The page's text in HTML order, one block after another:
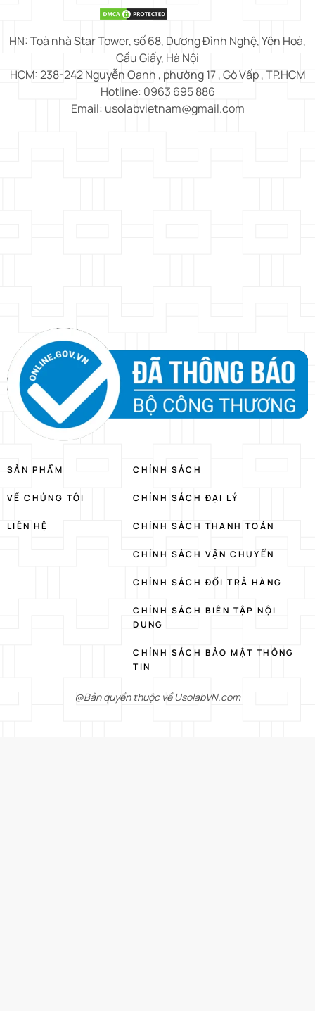
HN: Toà nhà Star Tower, số 68, Dương Đình Nghệ, Yên Hoà,
Cầu Giấy, Hà Nội
HCM: 238-242 Nguyễn Oanh , phường 17 , Gò Vấp , TP.HCM
Hotline: 0963 695 886
Email: usolabvietnam@gmail.com
SẢN PHẨM
VỀ CHÚNG TÔI
LIÊN HỆ
CHÍNH SÁCH
CHÍNH SÁCH ĐẠI LÝ
CHÍNH SÁCH THANH TOÁN
CHÍNH SÁCH VẬN CHUYỂN
CHÍNH SÁCH ĐỔI TRẢ HÀNG
CHÍNH SÁCH BIÊN TẬP NỘI
DUNG
CHÍNH SÁCH BẢO MẬT THÔNG
TIN
@Bản quyền thuộc về UsolabVN.com